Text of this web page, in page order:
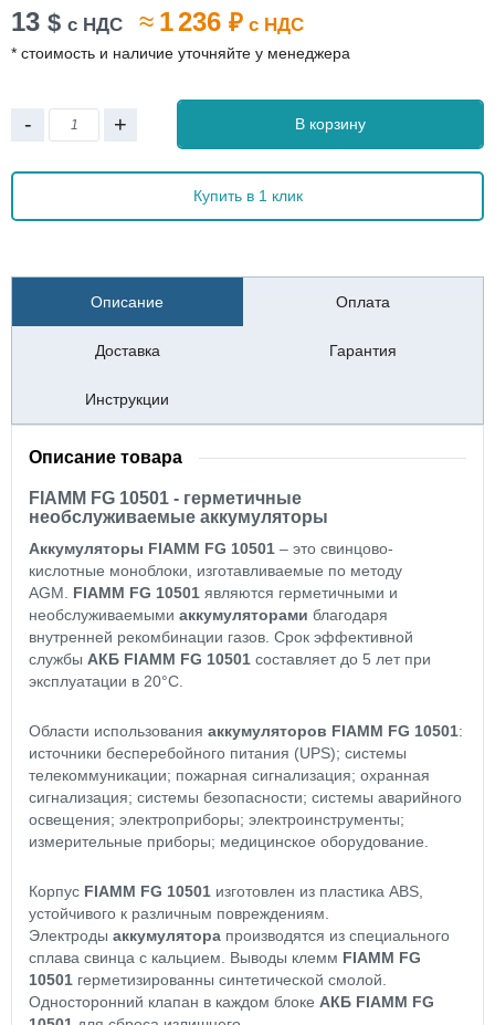
13 $ с НДС ≈ 1 236 ₽ с НДС
* стоимость и наличие уточняйте у менеджера
- + В корзину
Купить в 1 клик
Описание Оплата
Доставка Гарантия
Инструкции
Описание товара
FIAMM FG 10501 - герметичные
необслуживаемые аккумуляторы
Аккумуляторы FIAMM FG 10501 – это свинцово-
кислотные моноблоки, изготавливаемые по методу
AGM. FIAMM FG 10501 являются герметичными и
необслуживаемыми аккумуляторами благодаря
внутренней рекомбинации газов. Срок эффективной
службы АКБ FIAMM FG 10501 составляет до 5 лет при
эксплуатации в 20°C.
Области использования аккумуляторов FIAMM FG 10501:
источники бесперебойного питания (UPS); системы
телекоммуникации; пожарная сигнализация; охранная
сигнализация; системы безопасности; системы аварийного
освещения; электроприборы; электроинструменты;
измерительные приборы; медицинское оборудование.
Корпус FIAMM FG 10501 изготовлен из пластика ABS,
устойчивого к различным повреждениям.
Электроды аккумулятора производятся из специального
сплава свинца с кальцием. Выводы клемм FIAMM FG
10501 герметизированны синтетической смолой.
Односторонний клапан в каждом блоке АКБ FIAMM FG